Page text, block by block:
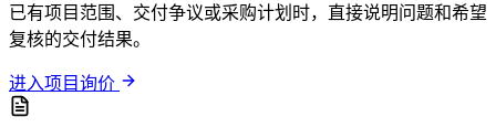
已有项目范围、交付争议或采购计划时，直接说明问题和希望
复核的交付结果。
进入项目询价